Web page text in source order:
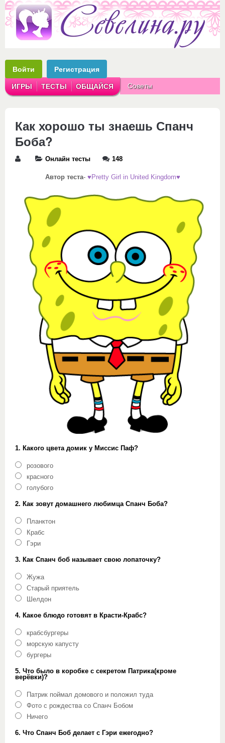
Войти Регистрация
ИГРЫ ТЕСТЫ ОБЩАЙСЯ Советы
Как хорошо ты знаешь Спанч
Боба?
Онлайн тесты 148
Автор теста-♥Pretty Girl in United Kingdom♥
1. Какого цвета домик у Миссис Паф?
розового
красного
голубого
2. Как зовут домашнего любимца Спанч Боба?
Планктон
Крабс
Гэри
3. Как Спанч боб называет свою лопаточку?
Жужа
Старый приятель
Шелдон
4. Какое блюдо готовят в Красти-Крабс?
крабсбургеры
морскую капусту
бургеры
5. Что было в коробке с секретом Патрика(кроме
верёвки)?
Патрик поймал домового и положил туда
Фото с рождества со Спанч Бобом
Ничего
6. Что Спанч Боб делает с Гэри ежегодно?